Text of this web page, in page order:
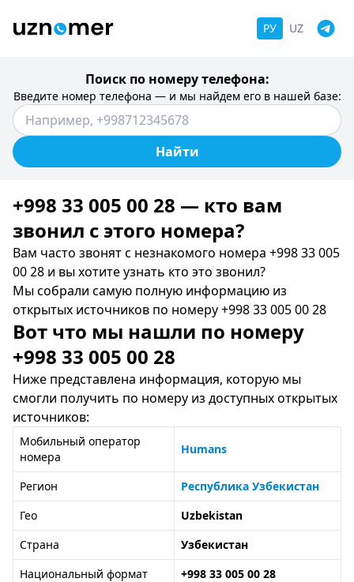
РУ UZ
Поиск по номеру телефона:
Введите номер телефона — и мы найдем его в нашей базе:
Найти
+998 33 005 00 28 — кто вам
звонил c этого номера?
Вам часто звонят с незнакомого номера +998 33 005
00 28 и вы хотите узнать кто это звонил?
Мы собрали самую полную информацию из
открытых источников по номеру +998 33 005 00 28
Вот что мы нашли по номеру
+998 33 005 00 28
Ниже представлена информация, которую мы
смогли получить по номеру из доступных открытых
источников:
Мобильный оператор
номера
Humans
Регион
Республика Узбекистан
Гео
Uzbekistan
Страна
Узбекистан
Национальный формат
+998 33 005 00 28